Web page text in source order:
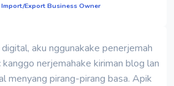
Import/Export Business Owner
aku nggunakake penerjemah
nerjemahake kiriman blog lan
menyang pirang-pirang basa. Apik